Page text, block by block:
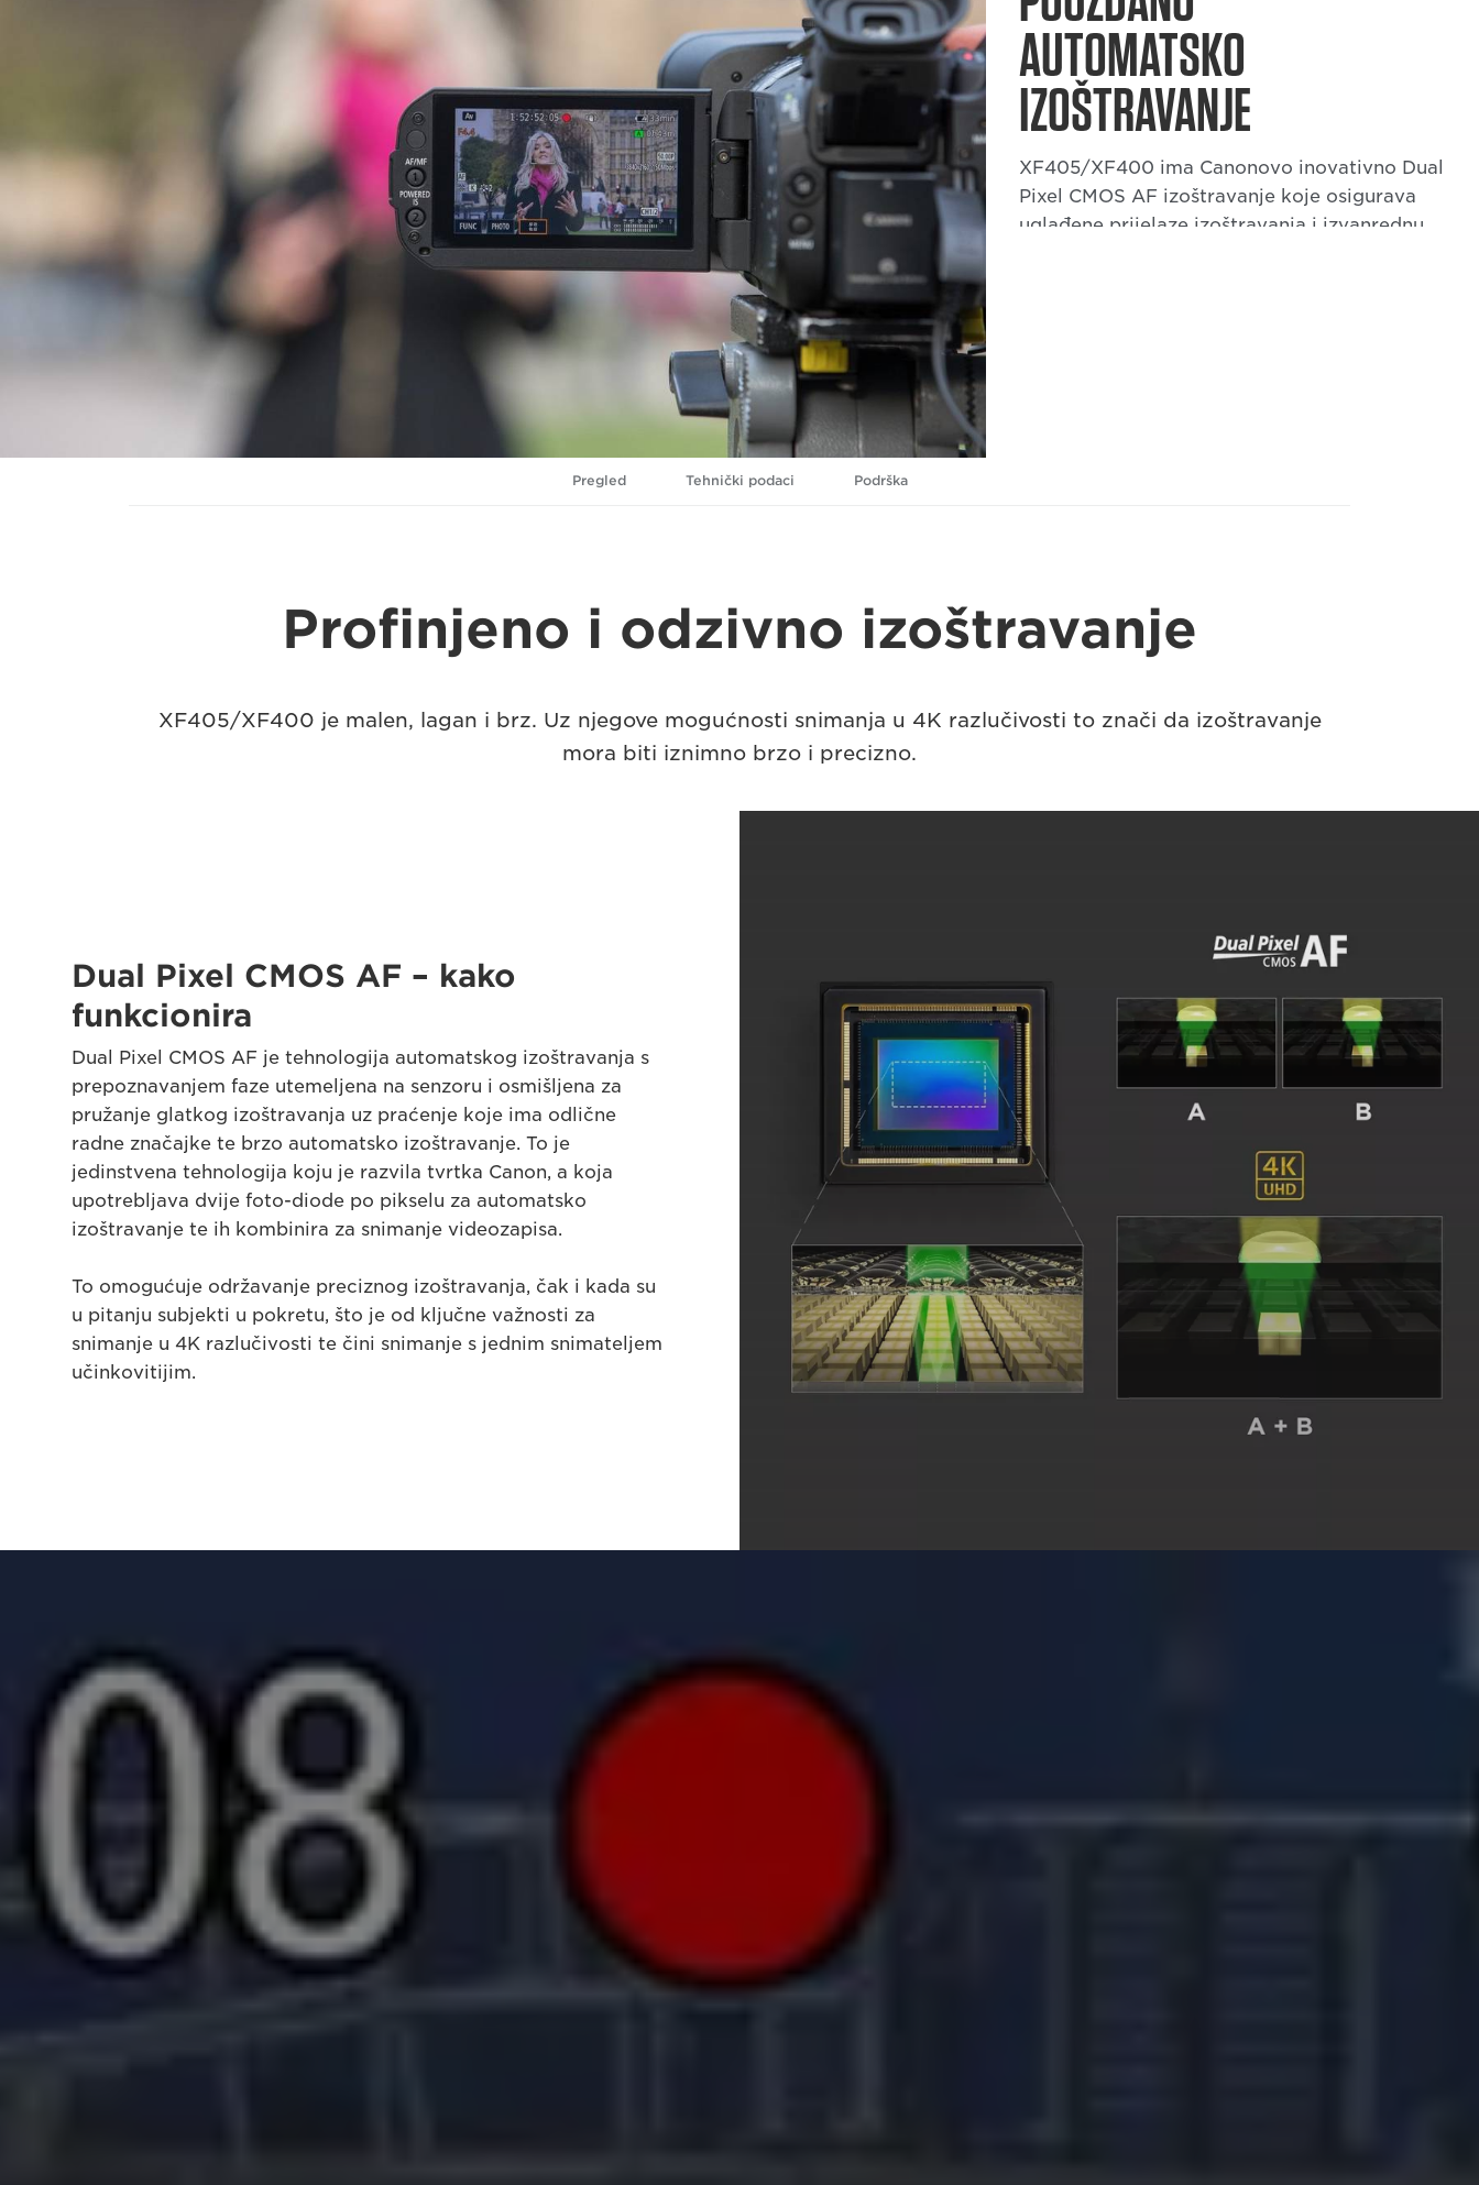
AUTOMATSKO
IZOŠTRAVANJE
XF405/XF400 ima Canonovo inovativno Dual
Pixel CMOS AF izoštravanje koje osigurava
uglađene prijelaze izoštravanja i izvanrednu
Pregled Tehnički podaci Podrška
Profinjeno i odzivno izoštravanje
XF405/XF400 je malen, lagan i brz. Uz njegove mogućnosti snimanja u 4K razlučivosti to znači da izoštravanje
mora biti iznimno brzo i precizno.
Dual Pixel CMOS AF – kako
funkcionira
Dual Pixel CMOS AF je tehnologija automatskog izoštravanja s
prepoznavanjem faze utemeljena na senzoru i osmišljena za
pružanje glatkog izoštravanja uz praćenje koje ima odlične
radne značajke te brzo automatsko izoštravanje. To je
jedinstvena tehnologija koju je razvila tvrtka Canon, a koja
upotrebljava dvije foto-diode po pikselu za automatsko
izoštravanje te ih kombinira za snimanje videozapisa.
To omogućuje održavanje preciznog izoštravanja, čak i kada su
u pitanju subjekti u pokretu, što je od ključne važnosti za
snimanje u 4K razlučivosti te čini snimanje s jednim snimateljem
učinkovitijim.